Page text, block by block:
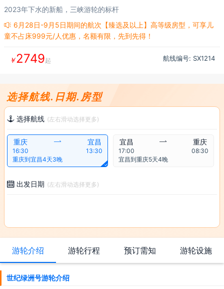
2023年下水的新船，三峡游轮的标杆
 6月28日-9月5日期间的航次【臻选及以上】高等级房型，可享儿
童不占床999元/人优惠，名额有限，先到先得！
￥2749起 航线编号: SX1214
选择航线.日期.房型
 选择航线 (左右滑动选择更多)
重庆
16:30
 宜昌
13:30
重庆到宜昌4天3晚

宜昌
17:00
 重庆
08:30
宜昌到重庆5天4晚
 出发日期 (左右滑动选择更多)
游轮介绍 游轮行程 预订需知 游轮设施
世纪绿洲号游轮介绍